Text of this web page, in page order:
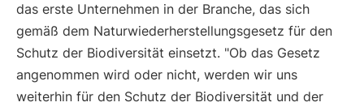
das erste Unternehmen in der Branche, das sich
gemäß dem Naturwiederherstellungsgesetz für den
Schutz der Biodiversität einsetzt. "Ob das Gesetz
angenommen wird oder nicht, werden wir uns
weiterhin für den Schutz der Biodiversität und der